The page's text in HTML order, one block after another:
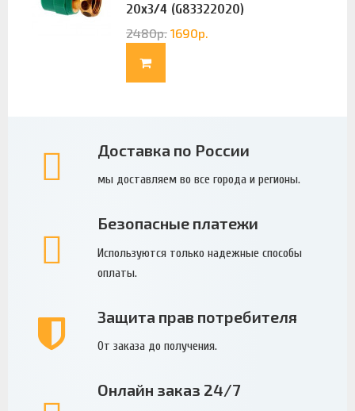
20х3/4 (G83322020)
2480р. 1690р.
Доставка по России
мы доставляем во все города и регионы.
Безопасные платежи
Используются только надежные способы
оплаты.
Защита прав потребителя
От заказа до получения.
Онлайн заказ 24/7